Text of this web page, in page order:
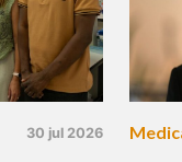
30 jul 2026